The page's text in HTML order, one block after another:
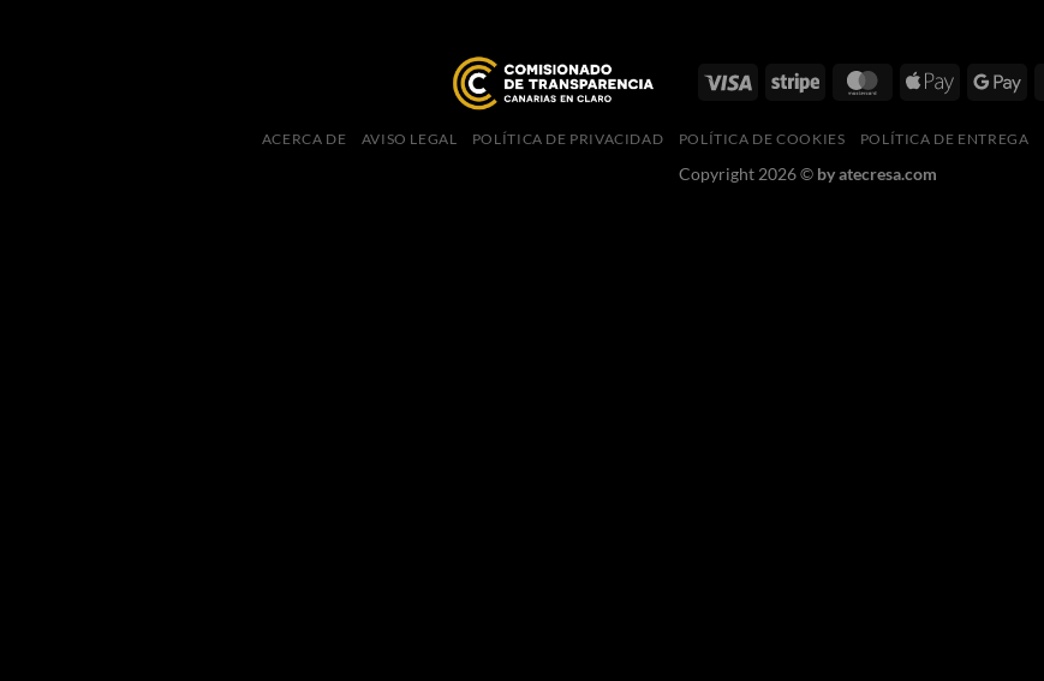
ACERCA DE AVISO LEGAL POLÍTICA DE PRIVACIDAD POLÍTICA DE COOKIES POLÍTICA DE ENTREGA
Copyright 2026 © byatecresa.com